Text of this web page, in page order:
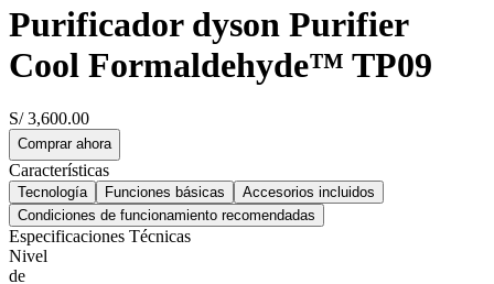
Purificador dyson Purifier
Cool Formaldehyde™ TP09
S/ 3,600.00
Comprar ahora
Características
Tecnología Funciones básicas
Accesorios incluidos
Condiciones de funcionamiento recomendadas
Especificaciones Técnicas
Nivel
de